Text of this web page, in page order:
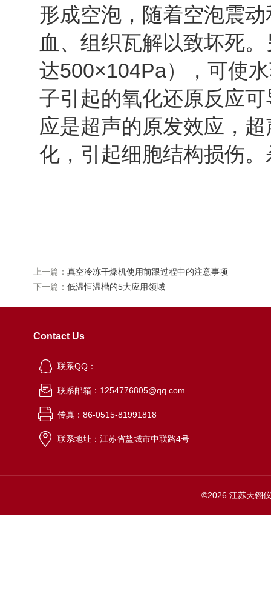
形成空泡，随着空泡震
血、组织瓦解以致坏死
达500×104Pa），可使
子引起的氧化还原反应
应是超声的原发效应，
化，引起细胞结构损伤
上一篇： 真空冷冻干燥机使用前跟过程中的注意事项
下一篇： 低温恒温槽的5大应用领域
Contact Us
联系QQ：
联系邮箱：1254776805@qq.com
传真：86-0515-81991818
联系地址：江苏省盐城市中联路4号
©2026 江苏天翎